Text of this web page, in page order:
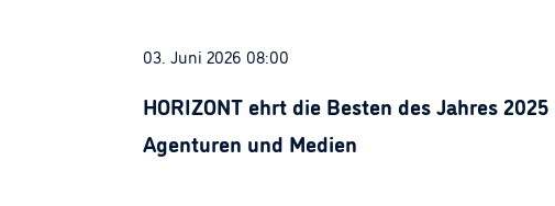
03. Juni 2026 08:00
HORIZONT ehrt die Besten des Jahres
Agenturen und Medien